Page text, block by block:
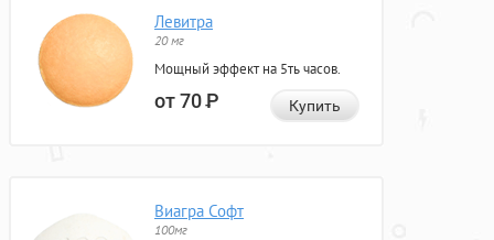
Левитра
20 мг
Мощный эффект на 5ть часов.
от 70Р Купить
Виагра Софт
100мг